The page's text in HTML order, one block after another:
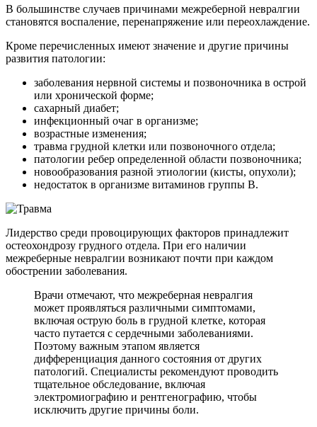
В большинстве случаев причинами межреберной невралгии
становятся воспаление, перенапряжение или переохлаждение.
Кроме перечисленных имеют значение и другие причины
развития патологии:
заболевания нервной системы и позвоночника в острой
или хронической форме;
сахарный диабет;
инфекционный очаг в организме;
возрастные изменения;
травма грудной клетки или позвоночного отдела;
патологии ребер определенной области позвоночника;
новообразования разной этиологии (кисты, опухоли);
недостаток в организме витаминов группы В.
Лидерство среди провоцирующих факторов принадлежит
остеохондрозу грудного отдела. При его наличии
межреберные невралгии возникают почти при каждом
обострении заболевания.
Врачи отмечают, что межреберная невралгия
может проявляться различными симптомами,
включая острую боль в грудной клетке, которая
часто путается с сердечными заболеваниями.
Поэтому важным этапом является
дифференциация данного состояния от других
патологий. Специалисты рекомендуют проводить
тщательное обследование, включая
электромиографию и рентгенографию, чтобы
исключить другие причины боли.